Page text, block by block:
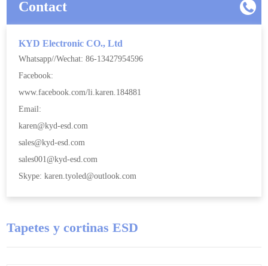
Contact
KYD Electronic CO., Ltd
Whatsapp//Wechat: 86-13427954596
Facebook:
www.facebook.com/li.karen.184881
Email:
karen@kyd-esd.com
sales@kyd-esd.com
sales001@kyd-esd.com
Skype: karen.tyoled@outlook.com
Tapetes y cortinas ESD